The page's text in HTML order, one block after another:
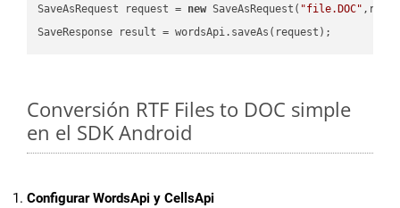
SaveAsRequest request = new SaveAsRequest( "file.DOC"
Conversión RTF Files to DOC simple
en el SDK Android
Configurar WordsApi y CellsApi